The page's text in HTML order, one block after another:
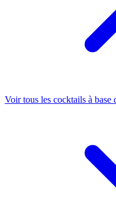
Voir tous les cocktails à